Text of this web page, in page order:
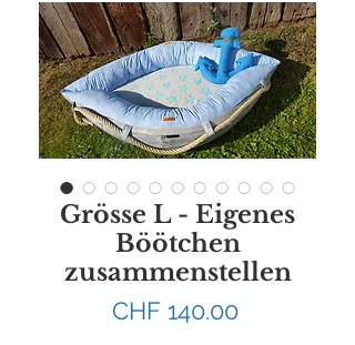
Grösse L - Eigenes
Böötchen
zusammenstellen
CHF 140.00Preis